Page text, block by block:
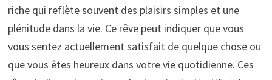
riche qui reflète souvent des plaisirs simples et une
plénitude dans la vie. Ce rêve peut indiquer que vous
vous sentez actuellement satisfait de quelque chose ou
que vous êtes heureux dans votre vie quotidienne. Ces